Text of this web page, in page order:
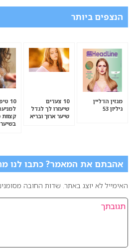
הנצפים ביותר
מגזין הדליין
גיליון 53
10 צעדים
שיעזרו לך לגדל
שיער ארוך ובריא
10
בשיער
אהבתם את המאמר? כתבו לנו
האימייל לא יוצג באתר. שדות החובה